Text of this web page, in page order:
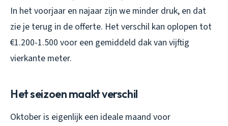
In het voorjaar en najaar zijn we minder druk, en dat
zie je terug in de offerte. Het verschil kan oplopen tot
€1.200-1.500 voor een gemiddeld dak van vijftig
vierkante meter.
Het seizoen maakt verschil
Oktober is eigenlijk een ideale maand voor